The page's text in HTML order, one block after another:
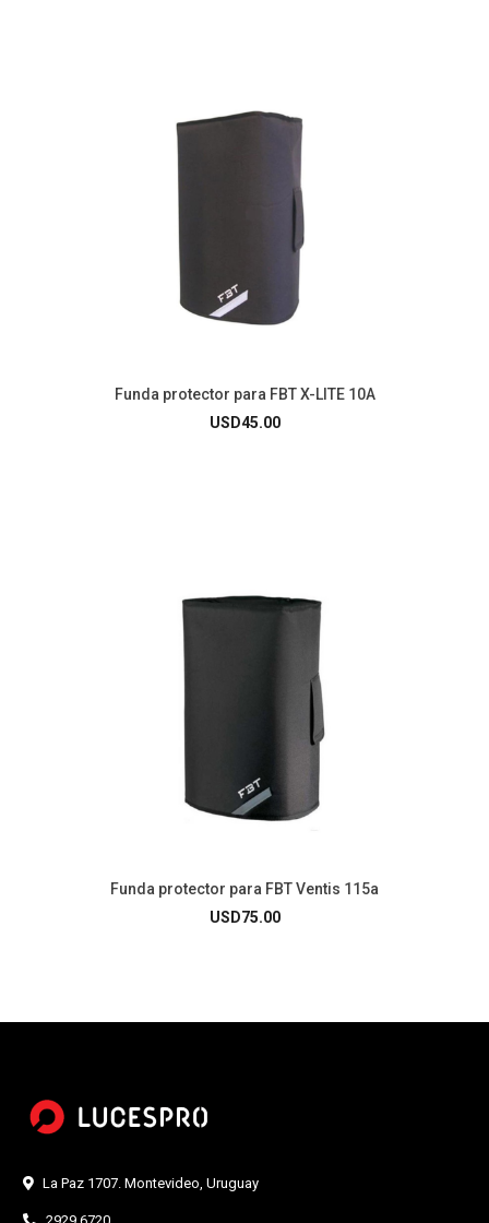
Funda protector para FBT X-LITE 10A
USD45.00
Funda protector para FBT Ventis 115a
USD75.00
La Paz 1707. Montevideo, Uruguay